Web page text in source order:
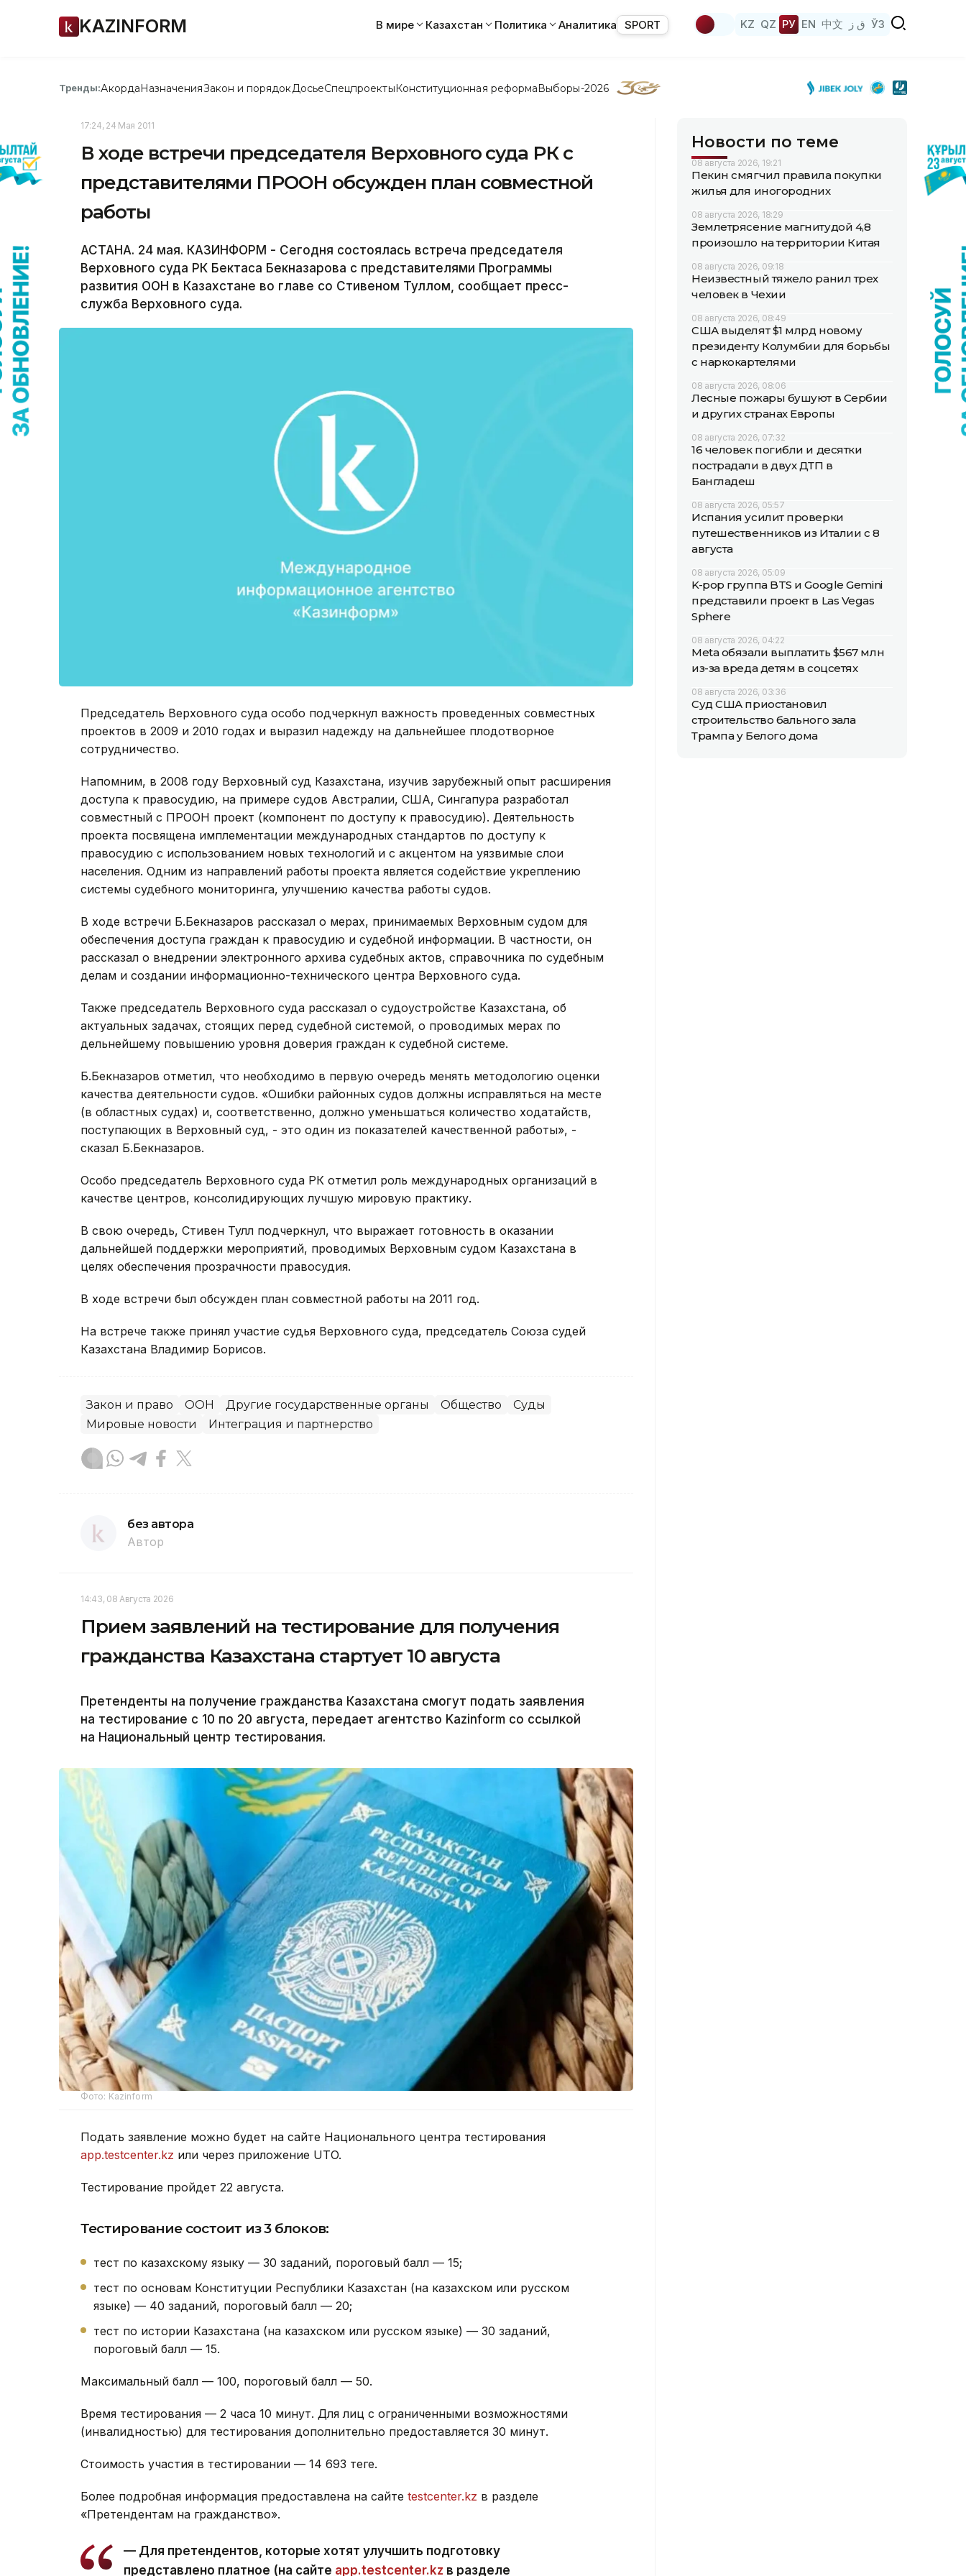
KAZINFORM В мире Казахстан Политика Аналитика SPORT KZ QZ РУ EN 中文 ق ز ЎЗ
Тренды:АкордаНазначенияЗакон и порядок ДосьеСпецпроектыКонституционная реформаВыборы-2026
17:24, 24 Мая 2011
В ходе встречи председателя Верховного суда РК с
представителями ПРООН обсужден план совместной
работы
АСТАНА. 24 мая. КАЗИНФОРМ - Сегодня состоялась встреча председателя
Верховного суда РК Бектаса Бекназарова с представителями Программы
развития ООН в Казахстане во главе со Стивеном Туллом, сообщает пресс-
служба Верховного суда.
Председатель Верховного суда особо подчеркнул важность проведенных совместных
проектов в 2009 и 2010 годах и выразил надежду на дальнейшее плодотворное
сотрудничество.
Напомним, в 2008 году Верховный суд Казахстана, изучив зарубежный опыт расширения
доступа к правосудию, на примере судов Австралии, США, Сингапура разработал
совместный с ПРООН проект (компонент по доступу к правосудию). Деятельность
проекта посвящена имплементации международных стандартов по доступу к
правосудию с использованием новых технологий и с акцентом на уязвимые слои
населения. Одним из направлений работы проекта является содействие укреплению
системы судебного мониторинга, улучшению качества работы судов.
В ходе встречи Б.Бекназаров рассказал о мерах, принимаемых Верховным судом для
обеспечения доступа граждан к правосудию и судебной информации. В частности, он
рассказал о внедрении электронного архива судебных актов, справочника по судебным
делам и создании информационно-технического центра Верховного суда.
Также председатель Верховного суда рассказал о судоустройстве Казахстана, об
актуальных задачах, стоящих перед судебной системой, о проводимых мерах по
дельнейшему повышению уровня доверия граждан к судебной системе.
Б.Бекназаров отметил, что необходимо в первую очередь менять методологию оценки
качества деятельности судов. «Ошибки районных судов должны исправляться на месте
(в областных судах) и, соответственно, должно уменьшаться количество ходатайств,
поступающих в Верховный суд, - это один из показателей качественной работы», -
сказал Б.Бекназаров.
Особо председатель Верховного суда РК отметил роль международных организаций в
качестве центров, консолидирующих лучшую мировую практику.
В свою очередь, Стивен Тулл подчеркнул, что выражает готовность в оказании
дальнейшей поддержки мероприятий, проводимых Верховным судом Казахстана в
целях обеспечения прозрачности правосудия.
В ходе встречи был обсужден план совместной работы на 2011 год.
На встрече также принял участие судья Верховного суда, председатель Союза судей
Казахстана Владимир Борисов.
Закон и право ООН Другие государственные органы Общество
Суды
Мировые новости
Интеграция и партнерство
без автора
Автор
14:43, 08 Августа 2026
Прием заявлений на тестирование для получения
гражданства Казахстана стартует 10 августа
Претенденты на получение гражданства Казахстана смогут подать заявления
на тестирование с 10 по 20 августа, передает агентство Kazinform со ссылкой
на Национальный центр тестирования.
Фото: Kazinform
Подать заявление можно будет на сайте Национального центра тестирования
app.testcenter.kz или через приложение UTO.
Тестирование пройдет 22 августа.
Тестирование состоит из 3 блоков:
тест по казахскому языку — 30 заданий, пороговый балл — 15;
тест по основам Конституции Республики Казахстан (на казахском или русском
языке) — 40 заданий, пороговый балл — 20;
тест по истории Казахстана (на казахском или русском языке) — 30 заданий,
пороговый балл — 15.
Максимальный балл — 100, пороговый балл — 50.
Время тестирования — 2 часа 10 минут. Для лиц с ограниченными возможностями
(инвалидностью) для тестирования дополнительно предоставляется 30 минут.
Стоимость участия в тестировании — 14 693 теңге.
Более подробная информация предоставлена на сайте testcenter.kz в разделе
«Претендентам на гражданство».
— Для претендентов, которые хотят улучшить подготовку
представлено платное (на сайте app.testcenter.kz в разделе
Новости по теме
08 августа 2026, 19:21
Пекин смягчил правила покупки
жилья для иногородних
08 августа 2026, 18:29
Землетрясение магнитудой 4,8
произошло на территории Китая
08 августа 2026, 09:18
Неизвестный тяжело ранил трех
человек в Чехии
08 августа 2026, 08:49
США выделят $1 млрд новому
президенту Колумбии для борьбы
с наркокартелями
08 августа 2026, 08:06
Лесные пожары бушуют в Сербии
и других странах Европы
08 августа 2026, 07:32
16 человек погибли и десятки
пострадали в двух ДТП в
Бангладеш
08 августа 2026, 05:57
Испания усилит проверки
путешественников из Италии с 8
августа
08 августа 2026, 05:09
K-pop группа BTS и Google Gemini
представили проект в Las Vegas
Sphere
08 августа 2026, 04:22
Meta обязали выплатить $567 млн
из-за вреда детям в соцсетях
08 августа 2026, 03:36
Суд США приостановил
строительство бального зала
Трампа у Белого дома